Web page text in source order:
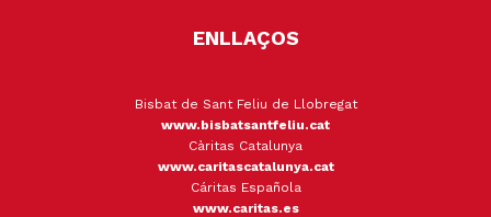
ENLLAÇOS
Bisbat de Sant Feliu de Llobregat
www.bisbatsantfeliu.cat
Càritas Catalunya
www.caritascatalunya.cat
Cáritas Española
www.caritas.es